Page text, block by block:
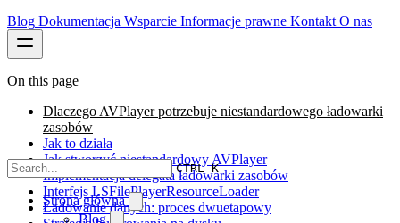
Blog Dokumentacja Wsparcie Informacje prawne Kontakt O nas
CTRL K
Strona główna
Blog
On this page
Dlaczego AVPlayer potrzebuje niestandardowego ładowarki
zasobów
Jak to działa
Jak stworzyć niestandardowy AVPlayer
Implementacja delegata ładowarki zasobów
Interfejs LSFilePlayerResourceLoader
Ładowanie danych: proces dwuetapowy